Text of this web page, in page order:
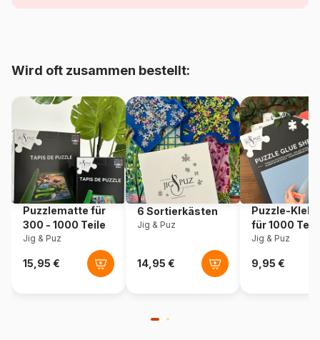
Artikelnummer Dino-33106-AuSoleil
Teileanzahl 54 Teile
Maße 13 x 19 cm
Wird oft zusammen bestellt:
Puzzlematte für
300 - 1000 Teile
Jig & Puz
6 Sortierkästen
Jig & Puz
Puzzle-
für 1000
Jig & Puz